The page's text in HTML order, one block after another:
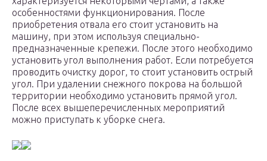
особенностями функционирования. После
приобретения отвала его стоит установить на
машину, при этом используя специально-
предназначенные крепежи. После этого необходимо
установить угол выполнения работ. Если потребуется
проводить очистку дорог, то стоит установить острый
угол. При удалении снежного покрова на большой
территории необходимо установить прямой угол.
После всех вышеперечисленных мероприятий
можно приступать к уборке снега.